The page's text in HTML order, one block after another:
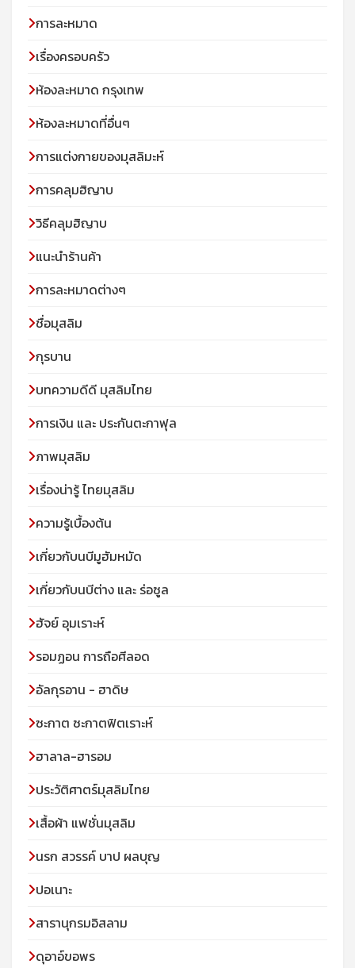
การละหมาด
เรื่องครอบครัว
ห้องละหมาด กรุงเทพ
ห้องละหมาดที่อื่นๆ
การแต่งกายของมุสลิมะห์
การคลุมฮิญาบ
วิธีคลุมฮิญาบ
แนะนำร้านค้า
การละหมาดต่างๆ
ชื่อมุสลิม
กุรบาน
บทความดีดี มุสลิมไทย
การเงิน และ ประกันตะกาฟุล
ภาพมุสลิม
เรื่องน่ารู้ ไทยมุสลิม
ความรู้เบื้องต้น
เกี่ยวกับนบีมูฮัมหมัด
เกี่ยวกับนบีต่าง และ ร่อซูล
ฮัจย์ อุมเราะห์
รอมฏอน การถือศีลอด
อัลกุรอาน - ฮาดิษ
ซะกาต ซะกาตฟิตเราะห์
ฮาลาล-ฮารอม
ประวัติศาตร์มุสลิมไทย
เสื้อผ้า แฟชั่นมุสลิม
นรก สวรรค์ บาป ผลบุญ
ปอเนาะ
สารานุกรมอิสลาม
ดุอาอ์ขอพร